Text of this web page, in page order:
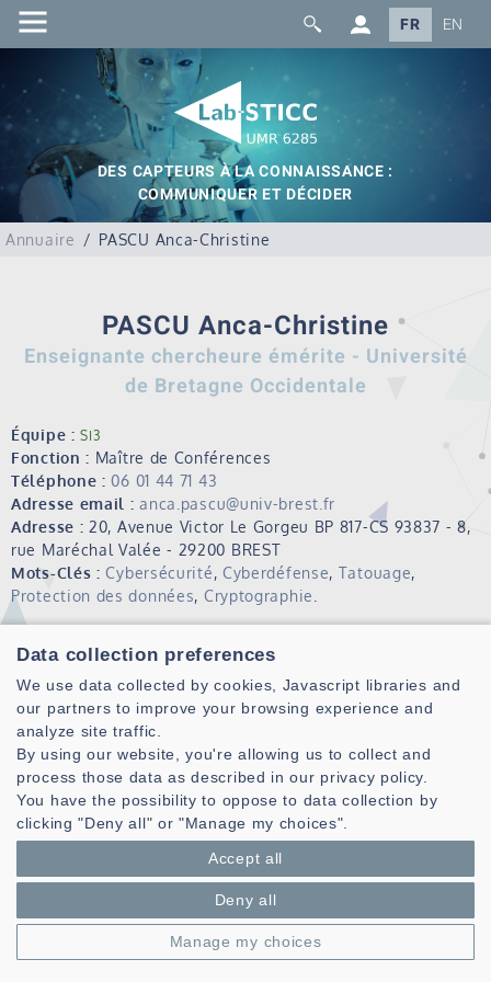
FR EN
DES CAPTEURS À LA CONNAISSANCE :
COMMUNIQUER ET DÉCIDER
Annuaire PASCU Anca-Christine
PASCU Anca-Christine
Enseignante chercheure émérite - Université
de Bretagne Occidentale
Équipe :SI3
Fonction : Maître de Conférences
Téléphone : 06 01 44 71 43
Adresse email : anca.pascu@univ-brest.fr
Adresse : 20, Avenue Victor Le Gorgeu BP 817-CS 93837 - 8,
rue Maréchal Valée - 29200 BREST
Mots-Clés : Cybersécurité, Cyberdéfense, Tatouage,
Protection des données, Cryptographie
Mes domaines de recherche sont :
- La logique pour la sémantique du langage - Logique
mathématique appliquée à l'analyse sémantique.
- La sécurité de l'information par le tatouage numérique de
l'image.
- Modélisation mathématique en intelligence artificielle
Data collection preferences
We use data collected by cookies, Javascript libraries and
our partners to improve your browsing experience and
analyze site traffic.
By using our website, you're allowing us to collect and
process those data as described in our privacy policy.
You have the possibility to oppose to data collection by
clicking "Deny all" or "Manage my choices".
Accept all
Deny all
Manage my choices